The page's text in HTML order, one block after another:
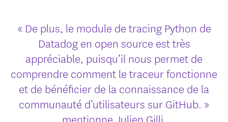
« De plus, le module de tracing Python de
Datadog en open source est très
appréciable, puisqu’il nous permet de
comprendre comment le traceur fonctionne
et de bénéficier de la connaissance de la
communauté d’utilisateurs sur GitHub. »
mentionne Julien Gilli.